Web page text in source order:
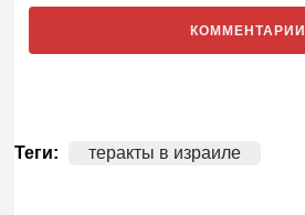
КОММЕНТАРИИ
Теги: теракты в израиле